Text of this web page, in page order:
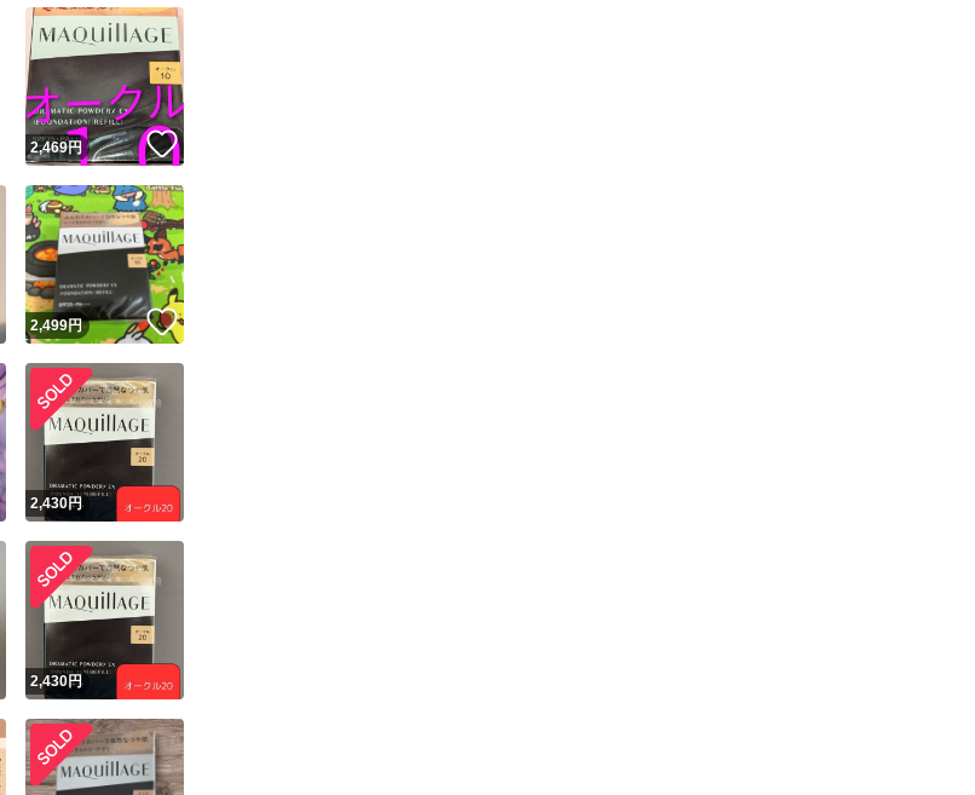
いいね！
2,469円 いいね！
いいね！
2,499円 いいね！
2,430円
2,430円